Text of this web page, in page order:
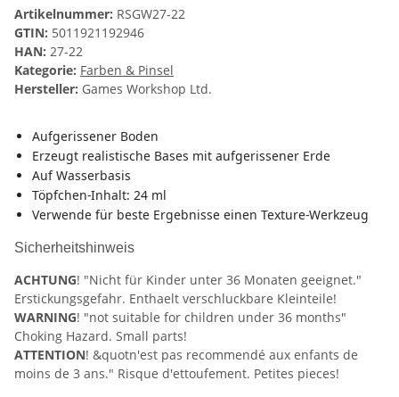
Artikelnummer: RSGW27-22
GTIN: 5011921192946
HAN: 27-22
Kategorie: Farben & Pinsel
Hersteller: Games Workshop Ltd.
Aufgerissener Boden
Erzeugt realistische Bases mit aufgerissener Erde
Auf Wasserbasis
Töpfchen-Inhalt: 24 ml
Verwende für beste Ergebnisse einen Texture-Werkzeug
Sicherheitshinweis
ACHTUNG! "Nicht für Kinder unter 36 Monaten geeignet."
Erstickungsgefahr. Enthaelt verschluckbare Kleinteile!
WARNING! "not suitable for children under 36 months"
Choking Hazard. Small parts!
ATTENTION! &quotn'est pas recommendé aux enfants de
moins de 3 ans." Risque d'ettoufement. Petites pieces!